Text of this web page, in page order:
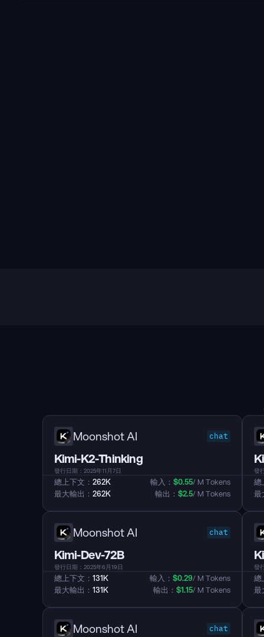
Moonshot AI chat
Kimi-K2-Thinking
發行日期：2025年11月7日
總上下文： 262K
最大輸出： 262K
輸入： $0.55/ M Tokens
輸出： $2.5/ M Tokens
發
總
最
Moonshot AI chat
Kimi-Dev-72B
發行日期：2025年6月19日
總上下文： 131K
最大輸出： 131K
輸入： $0.29/ M Tokens
輸出： $1.15/ M Tokens
發
總
最
Moonshot AI chat